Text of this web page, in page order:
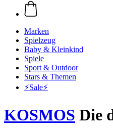
Marken
Spielzeug
Baby & Kleinkind
Spiele
Sport & Outdoor
Stars & Themen
⚡️Sale⚡️
KOSMOS Die